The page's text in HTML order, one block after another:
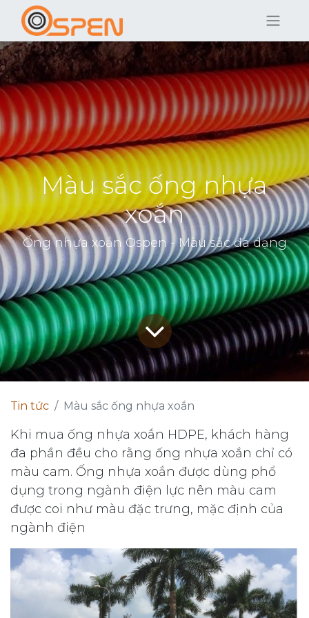
Màu sắc ống nhựa
xoắn
Ống nhựa xoắn Ospen - Màu sắc đa dạng
Tin tức Màu sắc ống nhựa xoắn
Khi mua ống nhựa xoắn HDPE, khách hàng
đa phần đều cho rằng ống nhựa xoắn chỉ có
màu cam. Ống nhựa xoắn được dùng phổ
dụng trong ngành điện lực nên màu cam
được coi như màu đặc trưng, mặc định của
ngành điện